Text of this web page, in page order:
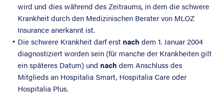
wird und dies während des Zeitraums, in dem die schwere
Krankheit durch den Medizinischen Berater von MLOZ
Insurance anerkannt ist.
Die schwere Krankheit darf erst nach dem 1. Januar 2004
diagnostiziert worden sein (für manche der Krankheiten gilt
ein späteres Datum) und nach dem Anschluss des
Mitglieds an Hospitalia Smart, Hospitalia Care oder
Hospitalia Plus.